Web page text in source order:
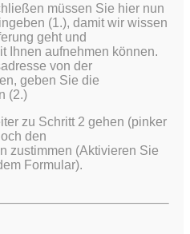
müssen Sie hier nun
(1.), damit wir wissen
geht und
Ihnen aufnehmen können.
von der
geben Sie die
(2.)
zu Schritt 2 gehen (pinker
den
zustimmen (Aktivieren Sie
Formular).